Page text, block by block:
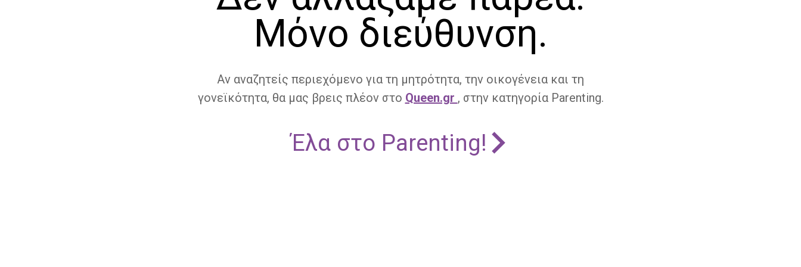
Μόνο διεύθυνση.
Αν αναζητείς περιεχόμενο για τη μητρότητα, την οικογένεια και τη
γονεϊκότητα, θα μας βρεις πλέον στο Queen.gr , στην κατηγορία Parenting.
Έλα στο Parenting!